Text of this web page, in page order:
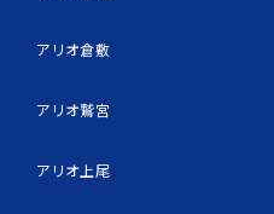
アリオ倉敷
アリオ鷲宮
アリオ上尾